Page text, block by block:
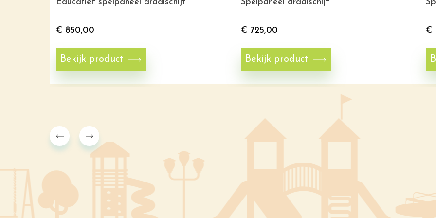
Educatief spelpaneel draaischijf
€ 850,00
Bekijk product
Spelpaneel draaischijf
€ 725,00
Bekijk product
€